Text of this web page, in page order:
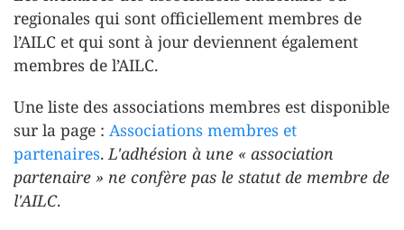
regionales qui sont officiellement membres de
l’AILC et qui sont à jour deviennent également
membres de l’AILC.
Une liste des associations membres est disponible
sur la page : Associations membres et
partenaires.L'adhésion à une « association
partenaire » ne confère pas le statut de membre de
l'AILC.